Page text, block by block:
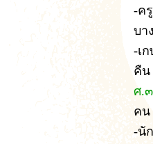
-ค
บา
-เ
คืน
ศ.
คน
-นั